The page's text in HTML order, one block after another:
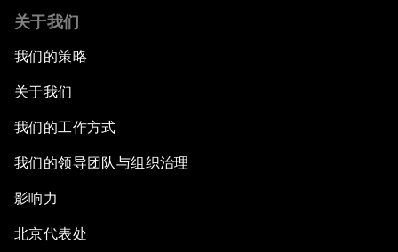
关于我们
我们的策略
关于我们
我们的工作方式
我们的领导团队与组织治理
影响力
北京代表处